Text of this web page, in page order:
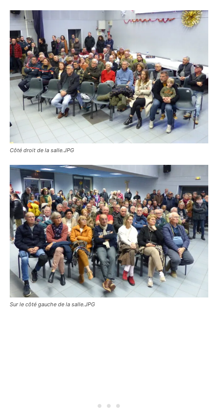
Côté droit de la salle.JPG
Sur le côté gauche de la salle.JPG